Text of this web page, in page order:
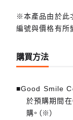
※本產品由於此
編號與價格有所
購買方法
■Good Smile
於預購期間
購。（※）